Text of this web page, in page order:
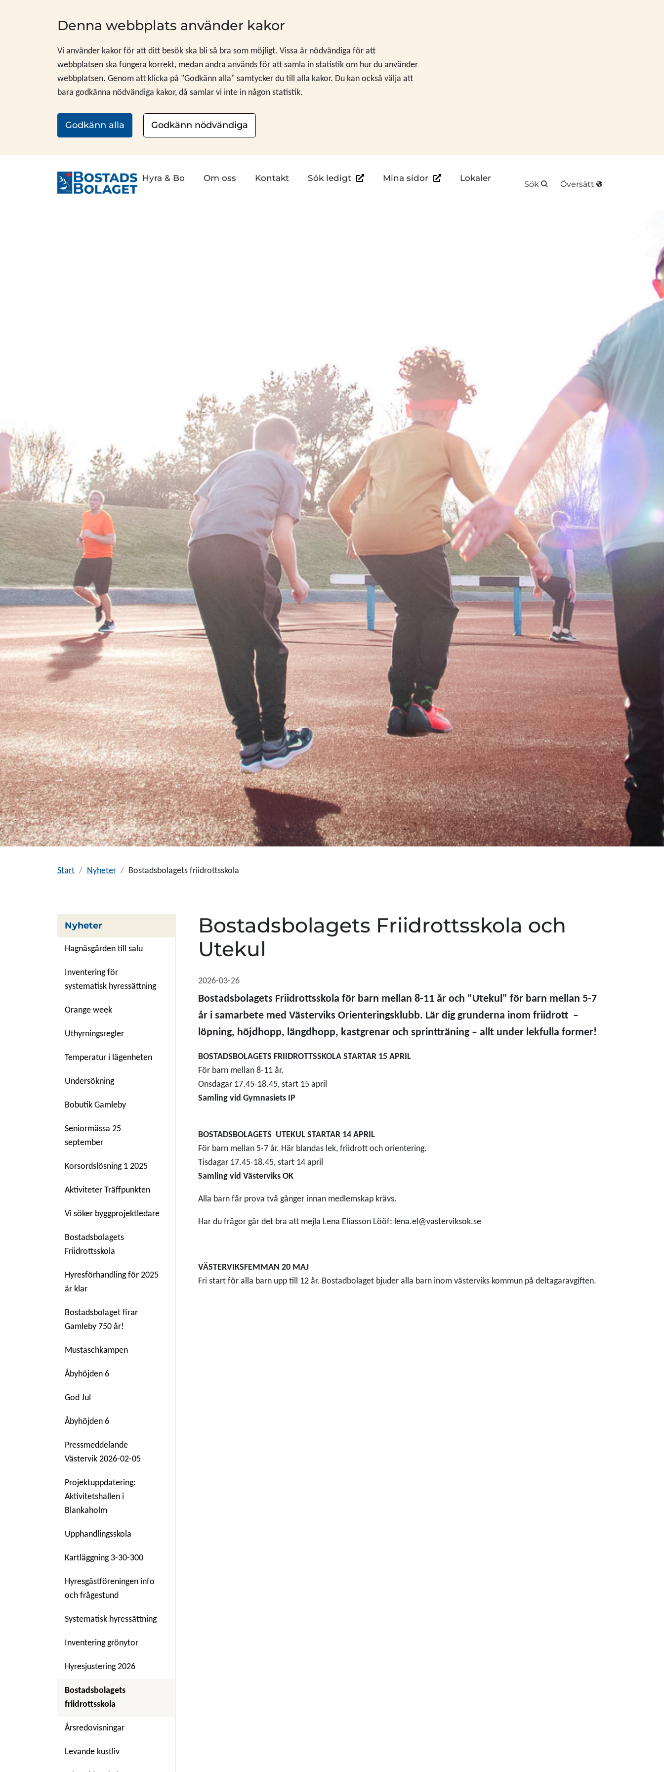
Denna webbplats använder kakor
Vi använder kakor för att ditt besök ska bli så bra som möjligt. Vissa är nödvändiga för att
webbplatsen ska fungera korrekt, medan andra används för att samla in statistik om hur du använder
webbplatsen. Genom att klicka på "Godkänn alla" samtycker du till alla kakor. Du kan också välja att
bara godkänna nödvändiga kakor, då samlar vi inte in någon statistik.
Godkänn alla Godkänn nödvändiga
Hyra & Bo Om oss Kontakt Sök ledigtLänk till annan webbplats
Mina sidorLänk till annan webbplats
Lokaler
Sök Översätt
Start Nyheter Bostadsbolagets friidrottsskola
Nyheter
Hagnäsgården till salu
Inventering för
systematisk hyressättning
Orange week
Uthyrningsregler
Temperatur i lägenheten
Undersökning
Bobutik Gamleby
Seniormässa 25
september
Korsordslösning 1 2025
Aktiviteter Träffpunkten
Vi söker byggprojektledare
Bostadsbolagets
Friidrottsskola
Hyresförhandling för 2025
är klar
Bostadsbolaget firar
Gamleby 750 år!
Mustaschkampen
Åbyhöjden 6
God Jul
Åbyhöjden 6
Pressmeddelande
Västervik 2026-02-05
Projektuppdatering:
Aktivitetshallen i
Blankaholm
Upphandlingsskola
Kartläggning 3-30-300
Hyresgästföreningen info
och frågestund
Systematisk hyressättning
Inventering grönytor
Hyresjustering 2026
Bostadsbolagets
friidrottsskola
Årsredovisningar
Levande kustliv
Bostadsbolagets Friidrottsskola och
Utekul
2026-03-26
Bostadsbolagets Friidrottsskola för barn mellan 8-11 år och "Utekul" för barn mellan 5-7
år i samarbete med Västerviks Orienteringsklubb. Lär dig grunderna inom friidrott –
löpning, höjdhopp, längdhopp, kastgrenar och sprintträning – allt under lekfulla former!
BOSTADSBOLAGETS FRIIDROTTSSKOLA STARTAR 15 APRIL
För barn mellan 8-11 år.
Onsdagar 17.45-18.45, start 15 april
Samling vid Gymnasiets IP
BOSTADSBOLAGETS UTEKUL STARTAR 14 APRIL
För barn mellan 5-7 år. Här blandas lek, friidrott och orientering.
Tisdagar 17.45-18.45, start 14 april
Samling vid Västerviks OK
Alla barn får prova två gånger innan medlemskap krävs.
Har du frågor går det bra att mejla Lena Eliasson Lööf: lena.el@vasterviksok.se
VÄSTERVIKSFEMMAN 20 MAJ
Fri start för alla barn upp till 12 år. Bostadbolaget bjuder alla barn inom västerviks kommun på deltagaravgiften.